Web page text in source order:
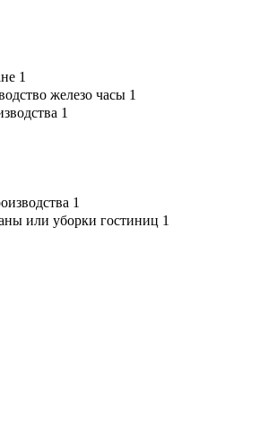
1
железо часы 1
1
1
или уборки гостиниц 1